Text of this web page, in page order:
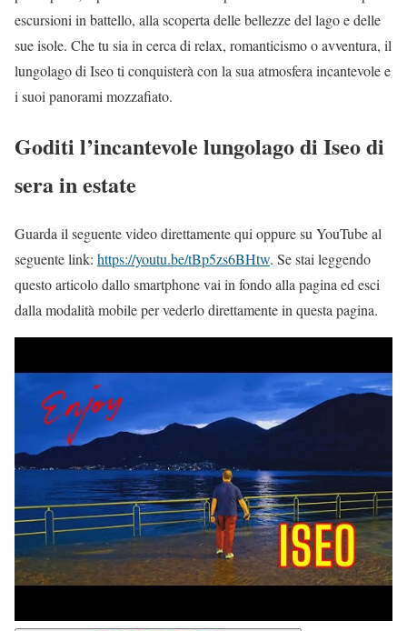
escursioni in battello, alla scoperta delle bellezze del lago e delle
sue isole. Che tu sia in cerca di relax, romanticismo o avventura, il
lungolago di Iseo ti conquisterà con la sua atmosfera incantevole e
i suoi panorami mozzafiato.
Goditi l’incantevole lungolago di Iseo di
sera in estate
Guarda il seguente video direttamente qui oppure su YouTube al
seguente link: https://youtu.be/tBp5zs6BHtw. Se stai leggendo
questo articolo dallo smartphone vai in fondo alla pagina ed esci
dalla modalità mobile per vederlo direttamente in questa pagina.